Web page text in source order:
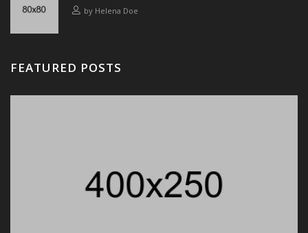
by Helena Doe
FEATURED POSTS